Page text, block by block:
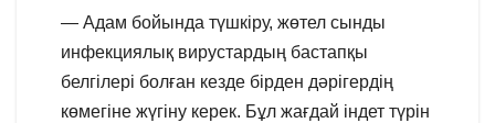
— Адам бойында түшкіру, жөтел сынды
инфекциялық вирустардың бастапқы
белгілері болған кезде бірден дәрігердің
көмегіне жүгіну керек. Бұл жағдай індет түрін